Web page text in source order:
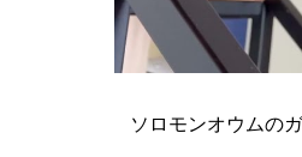
ソロモンオウムの